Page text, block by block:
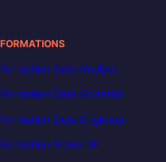
FORMATIONS
Formation Data Analyst
Formation Data Scientist
Formation Data Engineer
Formation Power BI